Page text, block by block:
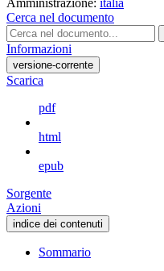
Amministrazione: italia
Cerca nel documento
Informazioni
versione-corrente
Scarica
pdf
html
epub
Sorgente
Azioni
indice dei contenuti
Sommario